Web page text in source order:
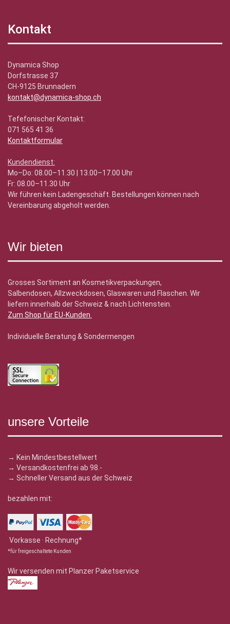
Kontakt
Dynamica Shop
Dorfstrasse 37
CH-9125 Brunnadern
kontakt@dynamica-shop.ch
Tefefonischer Kontakt:
071 565 41 36
Kontaktformular
Kundendienst:
Mo–Do: 08.00–11.30 | 13.00–17.00 Uhr
Fr: 08.00–11.30 Uhr
Wir führen kein Ladengeschäft. Bestellungen können nach
Vereinbarung abgeholt werden.
Wir bieten
Grosses Sortiment an Kosmetikverpackungen,
Salbendosen, Allzweckdosen, Glaswaren und Flaschen. Wir
liefern innerhalb der Schweiz & nach Lichtenstein.
Zum Shop für EU-Kunden.
Individuelle Beratung & Sondermengen
unsere Vorteile
→ Kein Mindestbestellwert
→ Versandkostenfrei ab 98.-
→ Schneller Versand aus der Schweiz
bezahlen mit:
Vorkasse · Rechnung*
*für freigeschaltete Kunden
Wir versenden mit Planzer Paketservice